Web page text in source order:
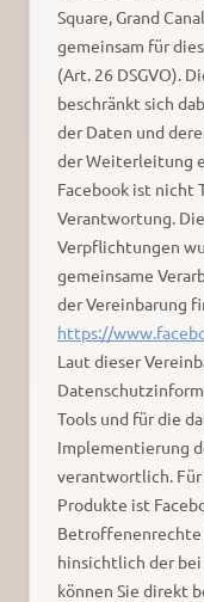
Square, Grand
gemeinsam für
(Art. 26 DSGVO).
beschränkt sich
der Daten und
der Weiterleitung
Facebook ist nicht
Verantwortung.
Verpflichtungen
gemeinsame
der Vereinbarung
https://
Laut dieser
Tools und für die
Implementierung
verantwortlich.
Produkte ist
Betroffenenrechte
hinsichtlich der
können Sie direkt